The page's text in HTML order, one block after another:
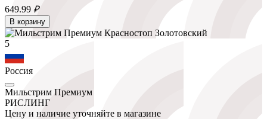
649.99 ₽
В корзину
5
Россия
Мильстрим Премиум
РИСЛИНГ
Цену и наличие уточняйте в магазине